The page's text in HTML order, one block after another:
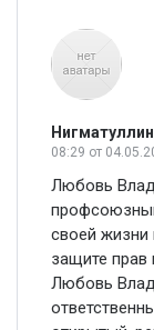
08:29 от
Любовь
своей
защите прав
Любовь